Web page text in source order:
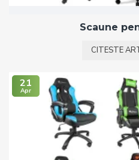
Scaune
CITESTE
21
Apr